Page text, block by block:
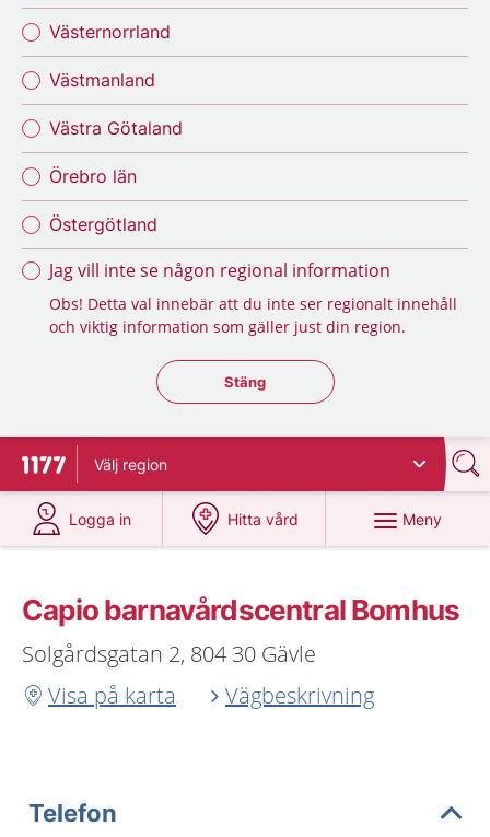
Västernorrland
Västmanland
Västra Götaland
Örebro län
Östergötland
Jag vill inte se någon regional information
Obs! Detta val innebär att du inte ser regionalt innehåll
och viktig information som gäller just din region.
Stäng regionsväljaren
Stäng
Till startsidan för 1177
Välj region
Logga in
på 1177.se
Hitta vård
på 1177.se
Meny
Capio barnavårdscentral Bomhus
Solgårdsgatan 2, 804 30 Gävle
Visa på karta
Vägbeskrivning
Telefon